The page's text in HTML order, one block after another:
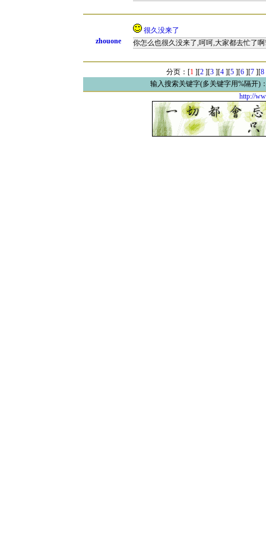
zhouone
很久没来了
你怎么也很久没来了,呵呵,大家都去忙了
分页：[1 ][2 ][3 ][4 ][5 ][6 ][7 ][8
输入搜索关键字(多关键字用%隔开)
http://